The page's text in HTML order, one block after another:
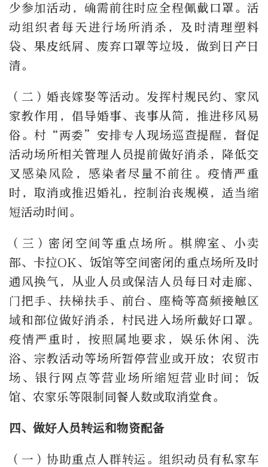
少参加活动，确需前往时应全程佩戴口罩。活
动组织者每天进行场所消杀，及时清理塑料
袋、果皮纸屑、废弃口罩等垃圾，做到日产日
清。
（二）婚丧嫁娶等活动。发挥村规民约、家风
家教作用，倡导婚事、丧事从简，推进移风易
俗。村“两委”安排专人现场巡查提醒，督促
活动场所相关管理人员提前做好消杀，降低交
叉感染风险，感染者尽量不前往。疫情严重
时，取消或推迟婚礼，控制治丧规模，适当缩
短活动时间。
（三）密闭空间等重点场所。棋牌室、小卖
部、卡拉OK、饭馆等空间密闭的重点场所及时
通风换气，从业人员或保洁人员每日对走廊、
门把手、扶梯扶手、前台、座椅等高频接触区
域和部位做好消杀，村民进入场所戴好口罩。
疫情严重时，按照属地要求，娱乐休闲、洗
浴、宗教活动等场所暂停营业或开放；农贸市
场、银行网点等营业场所缩短营业时间；饭
馆、农家乐等限制同餐人数或取消堂食。
四、做好人员转运和物资配备
（一）协助重点人群转运。组织动员有私家车